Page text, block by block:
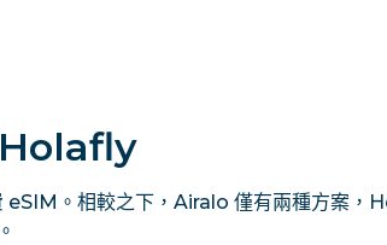
。相較之下，Airalo 僅有兩種方案，